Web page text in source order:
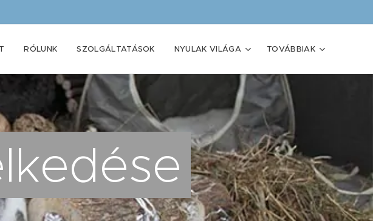
RÓLUNK SZOLGÁLTATÁSOK NYULAK VILÁGA TOVÁBBIAK